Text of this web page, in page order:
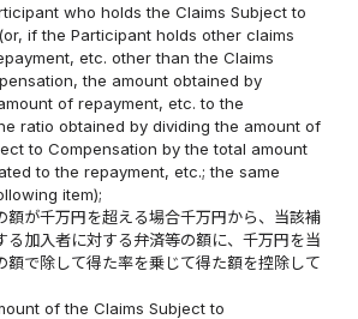
who holds the Claims Subject to
if the Participant holds other claims
etc. other than the Claims
the amount obtained by
of repayment, etc. to the
ratio obtained by dividing the amount of
to Compensation by the total amount
to the repayment, etc.; the same
item);
額が千万円を超える場合千万円から、当該補
る加入者に対する弁済等の額に、千万円を当
額で除して得た率を乗じて得た額を控除して
of the Claims Subject to